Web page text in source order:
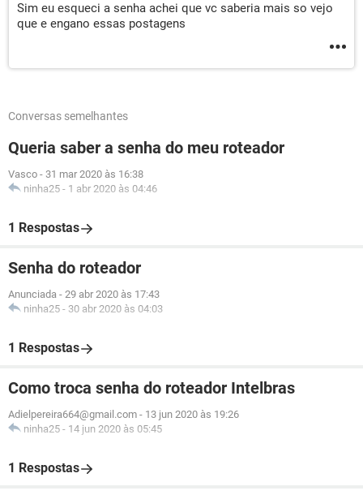
Sim eu esqueci a senha achei que vc saberia mais so vejo
que e engano essas postagens
Conversas semelhantes
Queria saber a senha do meu roteador
Vasco - 31 mar 2020 às 16:38
ninha25 - 1 abr 2020 às 04:46
1 Respostas
Senha do roteador
Anunciada - 29 abr 2020 às 17:43
ninha25 - 30 abr 2020 às 04:03
1 Respostas
Como troca senha do roteador Intelbras
Adielpereira664@gmail.com - 13 jun 2020 às 19:26
ninha25 - 14 jun 2020 às 05:45
1 Respostas